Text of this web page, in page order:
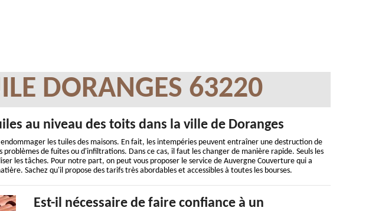
DORANGES 63220
au niveau des toits dans la ville de Doranges
les tuiles des maisons. En fait, les intempéries peuvent entraîner une destruction de
de fuites ou d'infiltrations. Dans ce cas, il faut les changer de manière rapide. Seuls les
les tâches. Pour notre part, on peut vous proposer le service de Auvergne Couverture qui a
Sachez qu'il propose des tarifs très abordables et accessibles à toutes les bourses.
Est-il nécessaire de faire confiance à un